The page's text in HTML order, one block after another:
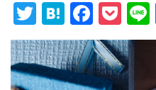
T
wi
tt
er
H
at
e
n
F
a
c
e
P
o
ck
et